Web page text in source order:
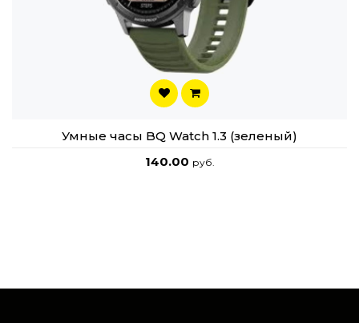
Умные часы BQ Watch 1.3 (зеленый)
140.00 руб.